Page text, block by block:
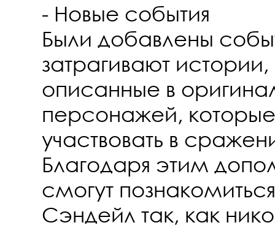
- Новые события
Были добавлены
затрагивают
описанные в
персонажей,
участвовать в
Благодаря этим
смогут
Сэндейл так, как